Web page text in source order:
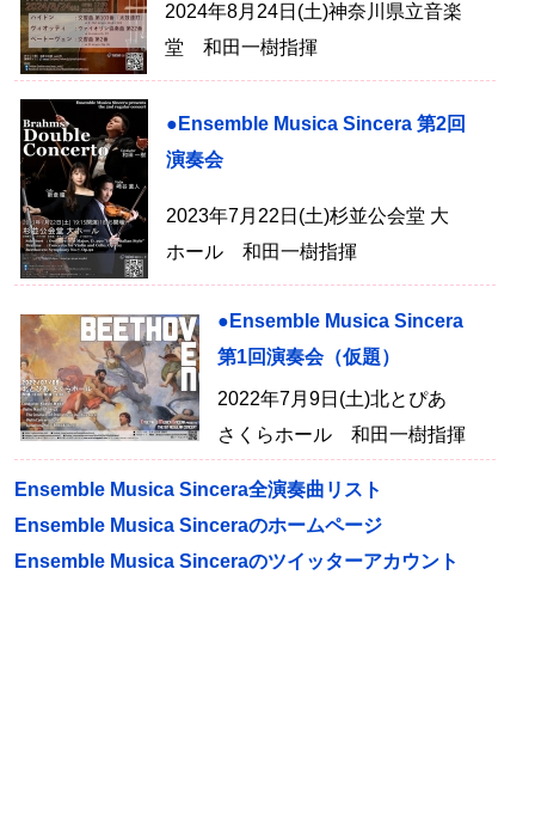
2024年8月24日(土)神奈川県立音楽
堂 和田一樹指揮
●Ensemble Musica Sincera 第2回
演奏会
2023年7月22日(土)杉並公会堂 大
ホール 和田一樹指揮
●Ensemble Musica Sincera
第1回演奏会（仮題）
2022年7月9日(土)北とぴあ
さくらホール 和田一樹指揮
Ensemble Musica Sincera全演奏曲リスト
Ensemble Musica Sinceraのホームページ
Ensemble Musica Sinceraのツイッターアカウント